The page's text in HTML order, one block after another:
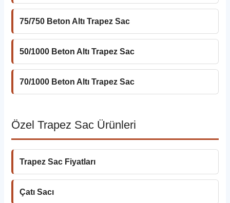
75/750 Beton Altı Trapez Sac
50/1000 Beton Altı Trapez Sac
70/1000 Beton Altı Trapez Sac
Özel Trapez Sac Ürünleri
Trapez Sac Fiyatları
Çatı Sacı